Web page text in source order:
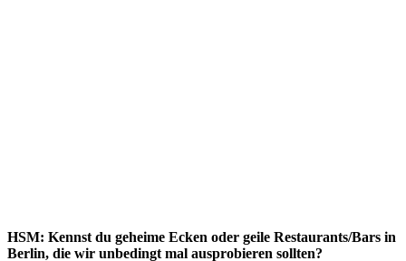
HSM: Kennst du geheime Ecken oder geile Restaurants/Bars in
Berlin, die wir unbedingt mal ausprobieren sollten?